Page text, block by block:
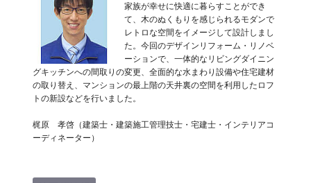
家族が幸せに快適に暮らすことができ
て、木のぬくもりを感じられるモダンで
レトロな空間をイメージして設計しまし
た。今回のデザインリフォーム・リノベ
ーションで、一体的なリビングダイニン
グキッチンへの間取りの変更、全面的な水まわり設備や住宅建材
の取り替え、マンションの最上階の天井裏の空間を利用したロフ
トの新設などを行いました。
梶原 孝啓（建築士・建築施工管理技士・宅建士・インテリアコ
ーディネーター）